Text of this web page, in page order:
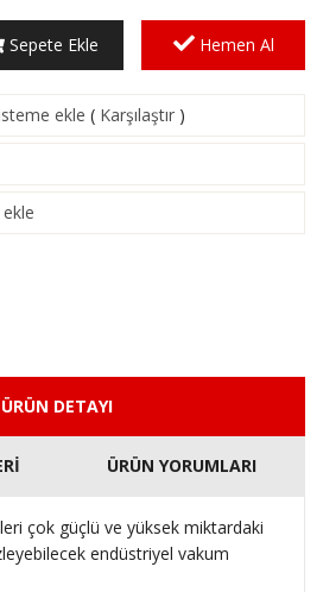
Sepete Ekle Hemen Al
ekle ( Karşılaştır )
ÜRÜN DETAYI
ÜRÜN YORUMLARI
çok güçlü ve yüksek miktardaki
endüstriyel vakum